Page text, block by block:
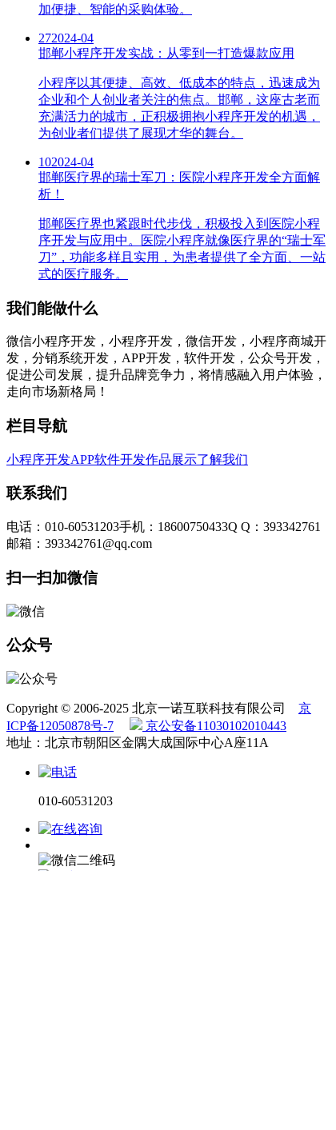
加便捷、智能的采购体验。
272024-04
邯郸小程序开发实战：从零到一打造爆款应用
小程序以其便捷、高效、低成本的特点，迅速成为
企业和个人创业者关注的焦点。邯郸，这座古老而
充满活力的城市，正积极拥抱小程序开发的机遇，
为创业者们提供了展现才华的舞台。
102024-04
邯郸医疗界的瑞士军刀：医院小程序开发全方面解
析！
邯郸医疗界也紧跟时代步伐，积极投入到医院小程
序开发与应用中。医院小程序就像医疗界的“瑞士军
刀”，功能多样且实用，为患者提供了全方面、一站
式的医疗服务。
我们能做什么
微信小程序开发，小程序开发，微信开发，小程序商城开
发，分销系统开发，APP开发，软件开发，公众号开发，
促进公司发展，提升品牌竞争力，将情感融入用户体验，
走向市场新格局！
栏目导航
小程序开发APP软件开发作品展示了解我们
联系我们
电话：010-60531203手机：18600750433Q Q：393342761
邮箱：393342761@qq.com
扫一扫加微信
公众号
Copyright © 2006-2025 北京一诺互联科技有限公司 京
ICP备12050878号-7
京公安备11030102010443
地址：北京市朝阳区金隅大成国际中心A座11A
010-60531203